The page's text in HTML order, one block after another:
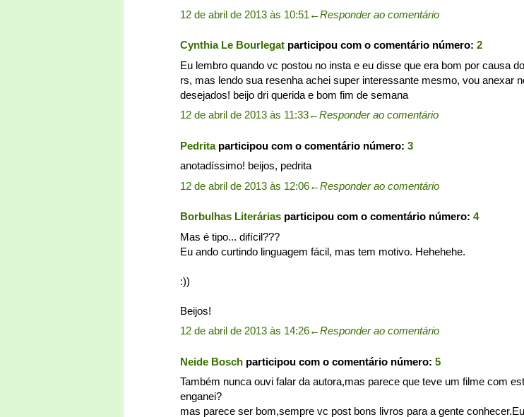
12 de abril de 2013 às 10:51 ←Responder ao comentário
Cynthia Le Bourlegat participou com o comentário número: 2
Eu lembro quando vc postou no insta e eu disse que era bom por causa
rs, mas lendo sua resenha achei super interessante mesmo, vou anexar
desejados! beijo dri querida e bom fim de semana
12 de abril de 2013 às 11:33←Responder ao comentário
Pedritaparticipou com o comentário número: 3
anotadíssimo! beijos, pedrita
12 de abril de 2013 às 12:06←Responder ao comentário
Borbulhas Literárias participou com o comentário número: 4
Mas é tipo... difícil???
Eu ando curtindo linguagem fácil, mas tem motivo. Hehehehe.
:))
Beijos!
12 de abril de 2013 às 14:26←Responder ao comentário
Neide Bosch participou com o comentário número: 5
Também nunca ouvi falar da autora,mas parece que teve um filme com
enganei?
mas parece ser bom,sempre vc post bons livros para a gente